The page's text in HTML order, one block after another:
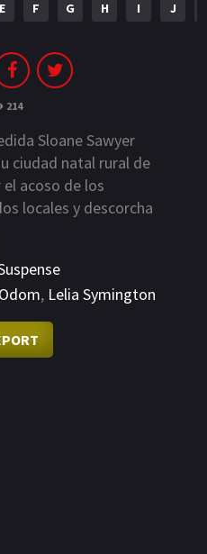
2022
2020
2018
2006
1990
E F G H I J
214
Sloane Sawyer
ciudad natal rural de
acoso de los
locales y descorcha
vinícola.
, Lelia Symington